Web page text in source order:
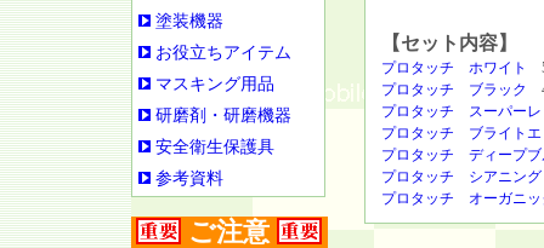
塗装機器
お役立ちアイテム
マスキング用品
研磨剤・研磨機器
安全衛生保護具
参考資料
ご注意
【セット内容】
プロタッチ ホワイト
プロタッチ ブラック
プロタッチ スーパーレ
プロタッチ ブライトエ
プロタッチ ディープブ
プロタッチ シアニング
プロタッチ オーガニッ